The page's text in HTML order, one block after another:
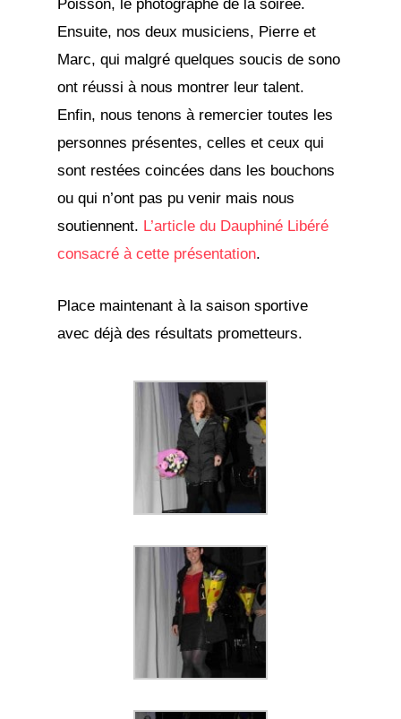
Poisson, le photographe de la soirée.
Ensuite, nos deux musiciens, Pierre et
Marc, qui malgré quelques soucis de sono
ont réussi à nous montrer leur talent.
Enfin, nous tenons à remercier toutes les
personnes présentes, celles et ceux qui
sont restées coincées dans les bouchons
ou qui n’ont pas pu venir mais nous
soutiennent. L’article du Dauphiné Libéré
consacré à cette présentation.
Place maintenant à la saison sportive
avec déjà des résultats prometteurs.